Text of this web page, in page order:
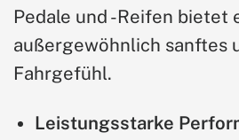
Pedale und -Reifen bietet
außergewöhnlich sanftes
Fahrgefühl.
Leistungsstarke